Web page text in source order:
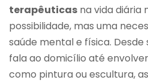
terapêuticas na vida diária
possibilidade, mas uma
saúde mental e física.
fala ao domicílio até
como pintura ou escultura,